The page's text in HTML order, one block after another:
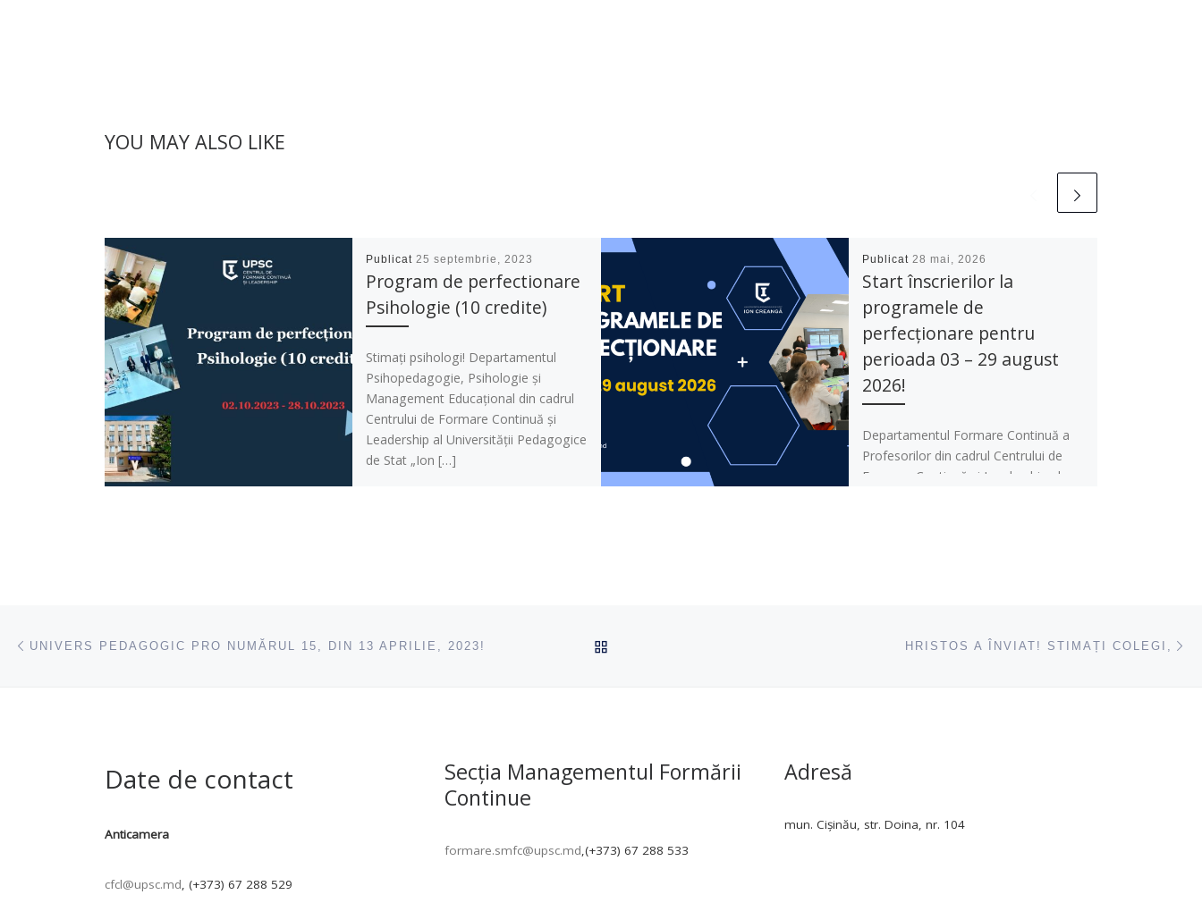
YOU MAY ALSO LIKE
Publicat 25 septembrie, 2023
Program de perfectionare
Psihologie (10 credite)
Stimați psihologi! Departamentul
Psihopedagogie, Psihologie și
Management Educațional din cadrul
Centrului de Formare Continuă și
Leadership al Universității Pedagogice
de Stat „Ion […]
Publicat 28 mai, 2026
Start înscrierilor la
programele de
perfecționare pentru
perioada 03 – 29 august
2026!
Departamentul Formare Continuă a
Profesorilor din cadrul Centrului de
Formare Continuă și Leadership al
Navigare articole
UNIVERS PEDAGOGIC PRO NUMĂRUL 15, DIN 13 APRILIE, 2023! HRISTOS A ÎNVIAT! STIMAȚI COLEGI,
Date de contact
Anticamera
cfcl@upsc.md, (+373) 67 288 529
Secția Managementul Formării
Continue
formare.smfc@upsc.md,(+373) 67 288 533
Adresă
mun. Cișinău, str. Doina, nr. 104